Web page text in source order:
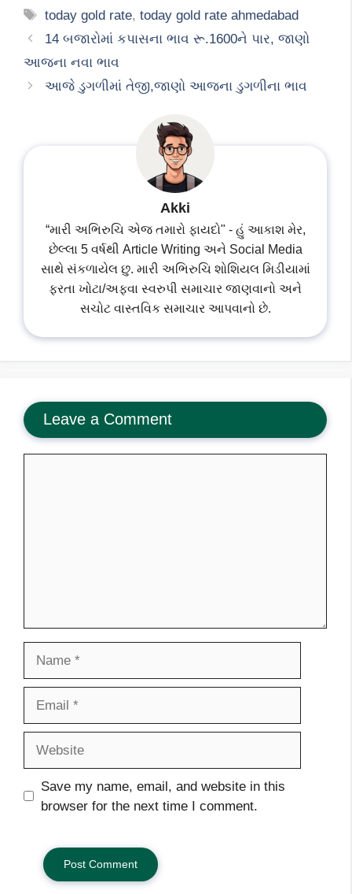
Tags
today gold rate,today gold rate ahmedabad
14 બજારોમાં કપાસના ભાવ રૂ.1600ને પાર, જાણો
આજના નવા ભાવ
આજે ડુગળીમાં તેજી,જાણો આજના ડુગળીના ભાવ
Akki
“મારી અભિરુચિ એજ તમારો ફાયદો" - હું આકાશ મેર,
છેલ્લા 5 વર્ષથી Article Writing અને Social Media
સાથે સંકળાયેલ છુ. મારી અભિરુચિ શોશિયલ મિડીયામાં
ફરતા ખોટા/અફવા સ્વરુપી સમાચાર જાણવાનો અને
સચોટ વાસ્તવિક સમાચાર આપવાનો છે.
Leave a Comment
Save my name, email, and website in this
browser for the next time I comment.